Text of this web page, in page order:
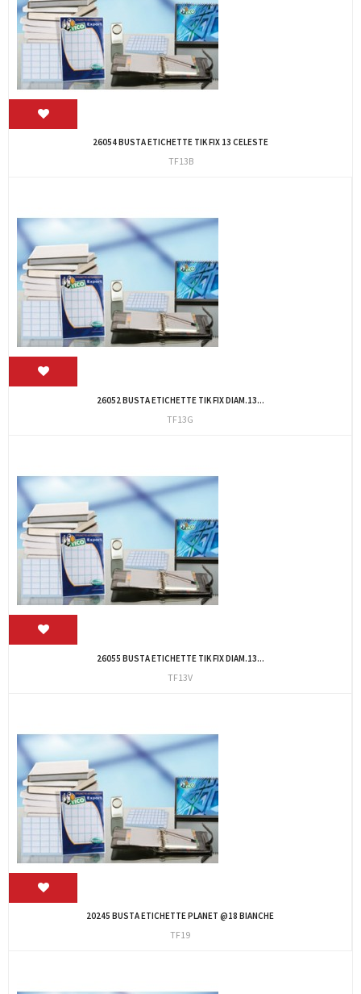
26054 BUSTA ETICHETTE TIK FIX 13 CELESTE
TF13B
26052 BUSTA ETICHETTE TIK FIX DIAM.13...
TF13G
26055 BUSTA ETICHETTE TIK FIX DIAM.13...
TF13V
20245 BUSTA ETICHETTE PLANET @18 BIANCHE
TF19